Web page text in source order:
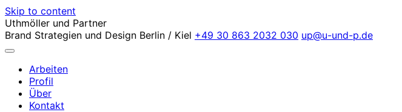
Skip to content
Uthmöller und Partner
Brand Strategien und Design Berlin / Kiel +49 30 863 2032 030 up@u-und-p.de
Arbeiten
Profil
Über
Kontakt